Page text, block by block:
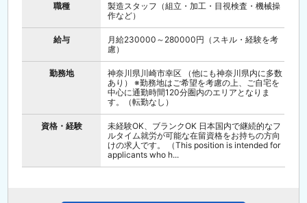
職種
製造スタッフ（組立・加工・目視検査・機械操
作など）
給与
月給230000～280000円（スキル・経験を考
慮）
勤務地
神奈川県川崎市幸区 （他にも神奈川県内に多数
あり） ※勤務地はご希望を考慮の上、ご自宅を
中心に通勤時間120分圏内のエリアとなりま
す。（転勤なし）
資格・経験
未経験OK、ブランクOK 日本国内で継続的なフ
ルタイム就労が可能な在留資格をお持ちの方向
けの求人です。 （This position is intended for
applicants who h...